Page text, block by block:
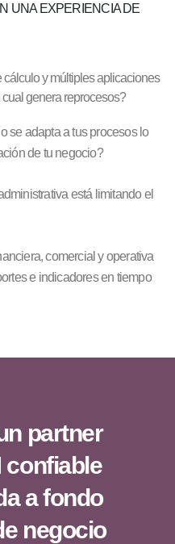
UNA EXPERIENCIA DE
y múltiples aplicaciones
genera reprocesos?
se adapta a tus procesos lo
de tu negocio?
está limitando el
comercial y operativa
e indicadores en tiempo
partner
confiable
a fondo
negocio